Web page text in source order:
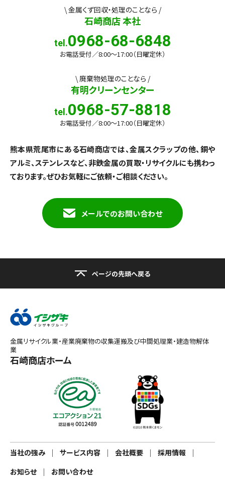
\ 金属くず回収・処理のことなら /
石崎商店 本社
0968-68-6848
お電話受付／8:00〜17:00（日曜定休）
\ 廃棄物処理のことなら /
有明クリーンセンター
0968-57-8818
お電話受付／8:00〜17:00（日曜定休）
熊本県荒尾市にある石崎商店では、金属スクラップの他、銅や
アルミ、ステンレスなど、非鉄金属の買取・リサイクルにも携わっ
ております。ぜひお気軽にご依頼・ご相談ください。
メールでのお問い合わせ
ページの先頭へ戻る
金属リサイクル業・産業廃棄物の収集運搬及び中間処理業・建造物解体
業
石崎商店ホーム
当社の強み サービス内容 会社概要
採用情報
お知らせ
お問い合わせ